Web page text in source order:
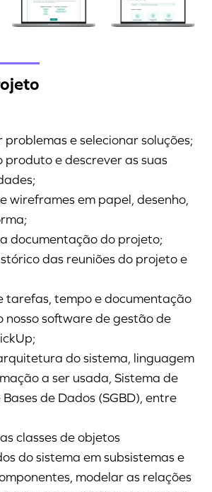
e selecionar soluções;
produto e descrever as suas
wireframes em papel, desenho,
documentação do projeto;
das reuniões do projeto e
tarefas, tempo e documentação
nosso software de gestão de
do sistema, linguagem
a ser usada, Sistema de
de Dados (SGBD), entre
classes de objetos
do sistema em subsistemas e
modelar as relações